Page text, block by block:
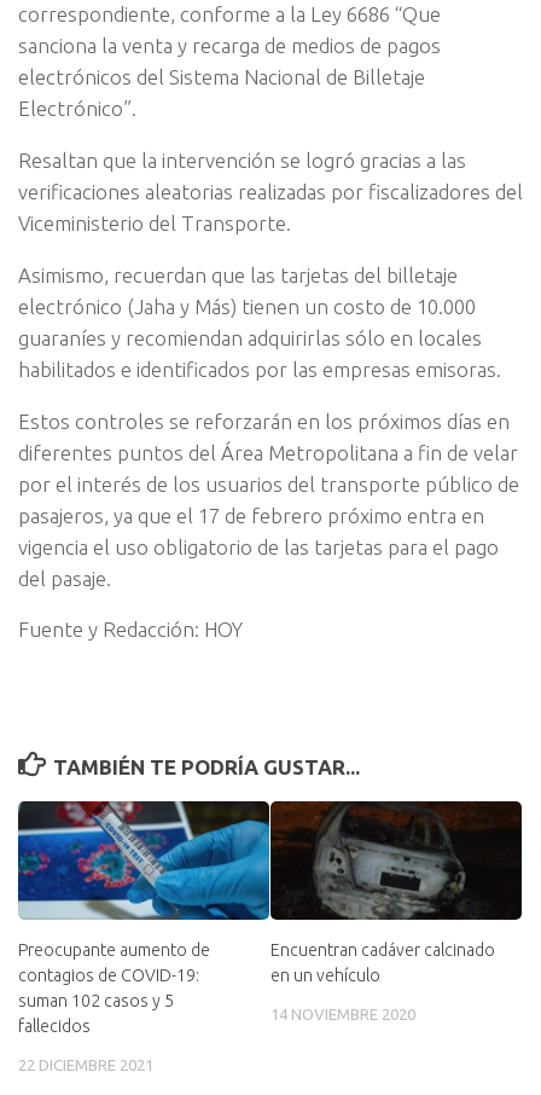
correspondiente, conforme a la Ley 6686 “Que
sanciona la venta y recarga de medios de pagos
electrónicos del Sistema Nacional de Billetaje
Electrónico”.
Resaltan que la intervención se logró gracias a las
verificaciones aleatorias realizadas por fiscalizadores del
Viceministerio del Transporte.
Asimismo, recuerdan que las tarjetas del billetaje
electrónico (Jaha y Más) tienen un costo de 10.000
guaraníes y recomiendan adquirirlas sólo en locales
habilitados e identificados por las empresas emisoras.
Estos controles se reforzarán en los próximos días en
diferentes puntos del Área Metropolitana a fin de velar
por el interés de los usuarios del transporte público de
pasajeros, ya que el 17 de febrero próximo entra en
vigencia el uso obligatorio de las tarjetas para el pago
del pasaje.
Fuente y Redacción: HOY
TAMBIÉN TE PODRÍA GUSTAR...
Preocupante aumento de
contagios de COVID-19:
suman 102 casos y 5
fallecidos
22 DICIEMBRE 2021
Encuentran cadáver calcinado
en un vehículo
14 NOVIEMBRE 2020